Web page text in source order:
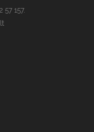
57 157.